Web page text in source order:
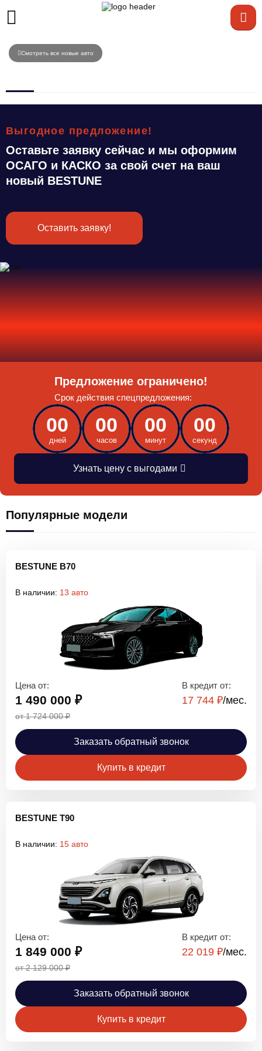
Смотреть все новые авто
Выгодное предложение!
Оставьте заявку сейчас и мы оформим
ОСАГО и КАСКО за свой счет на ваш
новый BESTUNE
Оставить заявку!
Предложение ограничено!
Срок действия спецпредложения:
00
дней
00
часов
00
минут
00
секунд
Узнать цену с выгодами
Популярные модели
BESTUNE B70
В наличии: 13 авто
Цена от:
1 490 000 ₽
от 1 724 000 ₽
В кредит от:
17 744 ₽/мec.
Заказать обратный звонок
Купить в кредит
BESTUNE T90
В наличии: 15 авто
Цена от:
1 849 000 ₽
от 2 129 000 ₽
В кредит от:
22 019 ₽/мec.
Заказать обратный звонок
Купить в кредит